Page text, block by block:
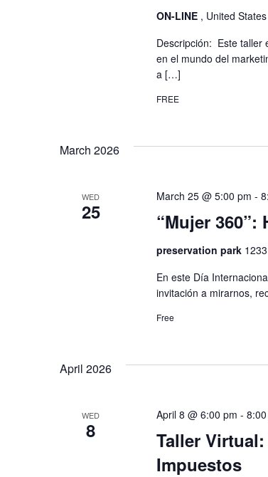
ON-LINE , United States
Descripción: Este taller
en el mundo del
a […]
FREE
March 2026
WED
25 “Mujer
March 25 @ 5:00 pm -
preservation park
En este Día
invitación a mirarnos,
Free
April 2026
WED
8
Taller
Impuestos
April 8 @ 6:00 pm -